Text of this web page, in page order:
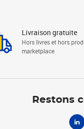
Livraison gratuite
Hors livres et hors
marketplace
Restons